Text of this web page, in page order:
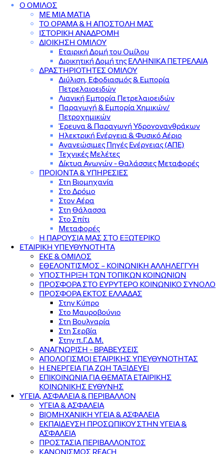
Ο ΟΜΙΛΟΣ
ΜΕ ΜΙΑ ΜΑΤΙΑ
ΤΟ ΟΡΑΜΑ & Η ΑΠΟΣΤΟΛΗ ΜΑΣ
ΙΣΤΟΡΙΚΗ ΑΝΑΔΡΟΜΗ
ΔΙΟΙΚΗΣΗ ΟΜΙΛΟΥ
Εταιρική Δομή του Ομίλου
Διοικητική Δομή της ΕΛΛΗΝΙΚΑ ΠΕΤΡΕΛΑΙΑ
ΔΡΑΣΤΗΡΙΟΤΗΤΕΣ ΟΜΙΛΟΥ
Διύλιση, Εφοδιασμός & Εμπορία
Πετρελαιοειδών
Λιανική Εμπορία Πετρελαιοειδών
Παραγωγή & Εμπορία Χημικών/
Πετροχημικών
Έρευνα & Παραγωγή Υδρογονανθράκων
Ηλεκτρική Ενέργεια & Φυσικό Αέριο
Ανανεώσιμες Πηγές Ενέργειας (ΑΠΕ)
Τεχνικές Μελέτες
Δίκτυα Αγωγών - Θαλάσσιες Μεταφορές
ΠΡΟΙΟΝΤΑ & YΠΗΡΕΣΙΕΣ
Στη Βιομηχανία
Στο Δρόμο
Στον Αέρα
Στη Θάλασσα
Στο Σπίτι
Μεταφορές
Η ΠΑΡΟΥΣΙΑ ΜΑΣ ΣΤΟ ΕΞΩΤΕΡΙΚΟ
ΕΤΑΙΡΙΚΗ ΥΠΕΥΘΥΝΟΤΗΤΑ
ΕΚΕ & ΟΜΙΛΟΣ
ΕΘΕΛΟΝΤΙΣΜΟΣ – ΚΟΙΝΩΝΙΚΗ ΑΛΛΗΛΕΓΓΥΗ
ΥΠΟΣΤΗΡΙΞΗ ΤΩΝ ΤΟΠΙΚΩΝ ΚΟΙΝΩΝΙΩΝ
ΠΡΟΣΦΟΡΑ ΣΤΟ ΕΥΡΥΤΕΡΟ ΚΟΙΝΩΝΙΚΟ ΣΥΝΟΛΟ
ΠΡΟΣΦΟΡΑ ΕΚΤΟΣ ΕΛΛΑΔΑΣ
Στην Κύπρο
Στο Μαυροβούνιο
Στη Βουλγαρία
Στη Σερβία
Στην π.Γ.Δ.Μ.
ΑΝΑΓΝΩΡΙΣΗ - ΒΡΑΒΕΥΣΕΙΣ
ΑΠΟΛΟΓΙΣΜΟΙ ΕΤΑΙΡΙΚΗΣ ΥΠΕΥΘΥΝΟΤΗΤΑΣ
Η ΕΝΕΡΓΕΙΑ ΓΙΑ ΖΩΗ ΤΑΞΙΔΕΥΕΙ
ΕΠΙΚΟΙΝΩΝΙΑ ΓΙΑ ΘΕΜΑΤΑ ΕΤΑΙΡΙΚΗΣ
ΚΟΙΝΩΝΙΚΗΣ ΕΥΘΥΝΗΣ
ΥΓΕΙΑ, ΑΣΦΑΛΕΙΑ & ΠΕΡΙΒΑΛΛΟΝ
ΥΓΕΙΑ & ΑΣΦΑΛΕΙΑ
ΒΙΟΜΗΧΑΝΙΚΗ ΥΓΕΙΑ & ΑΣΦΑΛΕΙΑ
ΕΚΠΑΙΔΕΥΣΗ ΠΡΟΣΩΠΙΚΟΥ ΣΤΗΝ ΥΓΕΙΑ &
ΑΣΦΑΛΕΙΑ
ΠΡΟΣΤΑΣΙΑ ΠΕΡΙΒΑΛΛΟΝΤΟΣ
ΚΑΝΟΝΙΣΜΟΣ REACH